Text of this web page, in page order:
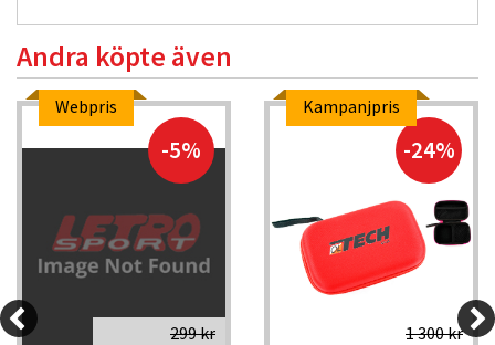
Andra köpte även
Webpris
-5%
299 kr
Kampanjpris
-24%
1 300 kr